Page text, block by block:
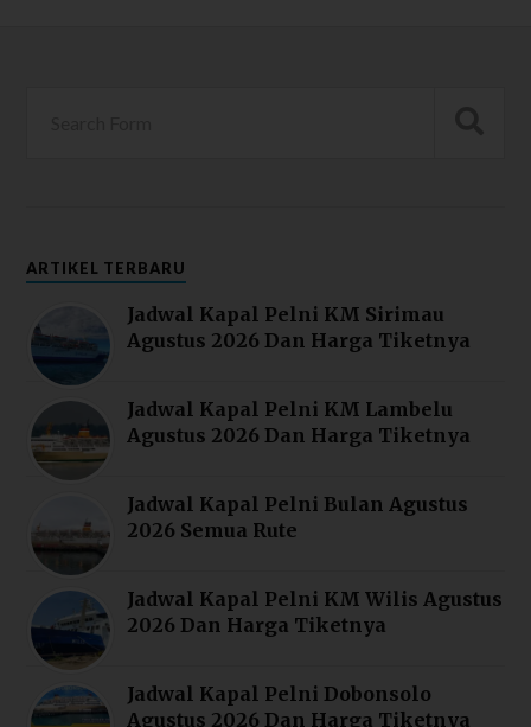
ARTIKEL TERBARU
Jadwal Kapal Pelni KM Sirimau
Agustus 2026 Dan Harga Tiketnya
Jadwal Kapal Pelni KM Lambelu
Agustus 2026 Dan Harga Tiketnya
Jadwal Kapal Pelni Bulan Agustus
2026 Semua Rute
Jadwal Kapal Pelni KM Wilis Agustus
2026 Dan Harga Tiketnya
Jadwal Kapal Pelni Dobonsolo
Agustus 2026 Dan Harga Tiketnya